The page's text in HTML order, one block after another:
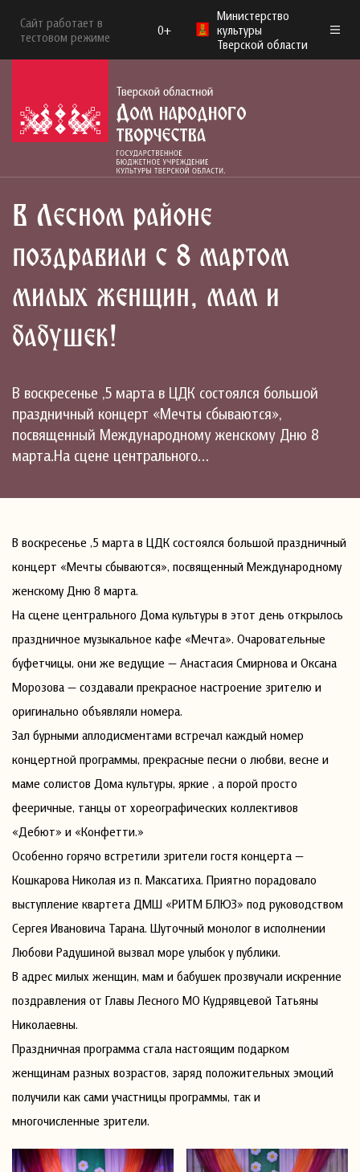
Сайт работает в
тестовом режиме
0+
Министерство
культуры
Тверской области
В Лесном районе
поздравили с 8 мартом
милых женщин, мам и
бабушек!
В воскресенье ,5 марта в ЦДК состоялся большой
праздничный концерт «Мечты сбываются»,
посвященный Международному женскому Дню 8
марта.На сцене центрального…
В воскресенье ,5 марта в ЦДК состоялся большой праздничный
концерт «Мечты сбываются», посвященный Международному
женскому Дню 8 марта.
На сцене центрального Дома культуры в этот день открылось
праздничное музыкальное кафе «Мечта». Очаровательные
буфетчицы, они же ведущие — Анастасия Смирнова и Оксана
Морозова — создавали прекрасное настроение зрителю и
оригинально объявляли номера.
Зал бурными аплодисментами встречал каждый номер
концертной программы, прекрасные песни о любви, весне и
маме солистов Дома культуры, яркие , а порой просто
фееричные, танцы от хореографических коллективов
«Дебют» и «Конфетти.»
Особенно горячо встретили зрители гостя концерта —
Кошкарова Николая из п. Максатиха. Приятно порадовало
выступление квартета ДМШ «РИТМ БЛЮЗ» под руководством
Сергея Ивановича Тарана. Шуточный монолог в исполнении
Любови Радушиной вызвал море улыбок у публики.
В адрес милых женщин, мам и бабушек прозвучали искренние
поздравления от Главы Лесного МО Кудрявцевой Татьяны
Николаевны.
Праздничная программа стала настоящим подарком
женщинам разных возрастов, заряд положительных эмоций
получили как сами участницы программы, так и
многочисленные зрители.